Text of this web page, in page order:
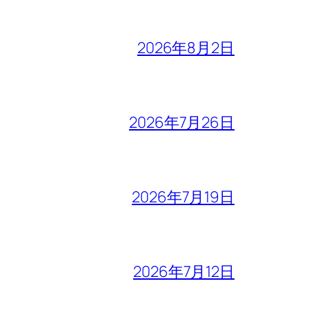
2026年8月2日
2026年7月26日
2026年7月19日
2026年7月12日